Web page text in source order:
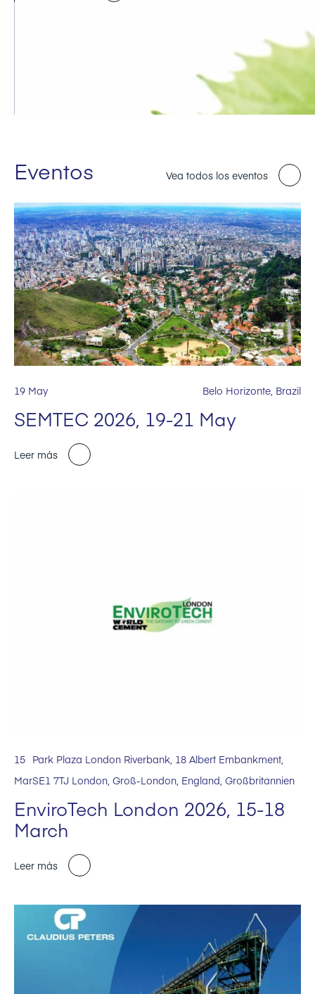
Eventos Vea todos los eventos
19 May Belo Horizonte, Brazil
SEMTEC 2026, 19-21 May
Leer más
15
Mar
Park Plaza London Riverbank, 18 Albert Embankment,
SE1 7TJ London, Groß-London, England, Großbritannien
EnviroTech London 2026, 15-18
March
Leer más